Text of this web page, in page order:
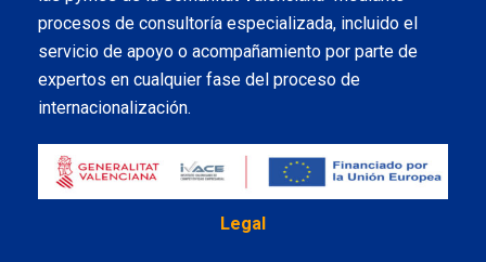
procesos de consultoría especializada, incluido el
servicio de apoyo o acompañamiento por parte de
expertos en cualquier fase del proceso de
internacionalización.
Legal